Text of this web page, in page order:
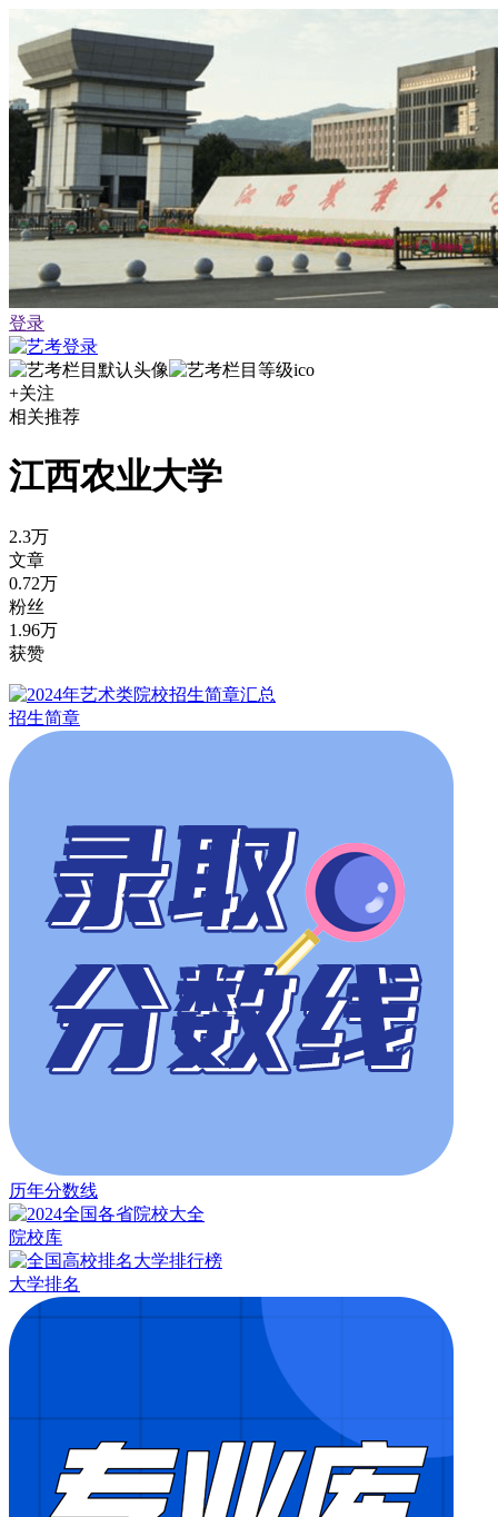
登录
+关注
相关推荐
江西农业大学
2.3万
文章
0.72万
粉丝
1.96万
获赞
招生简章
历年分数线
院校库
大学排名